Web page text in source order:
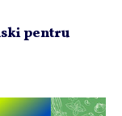
pentru